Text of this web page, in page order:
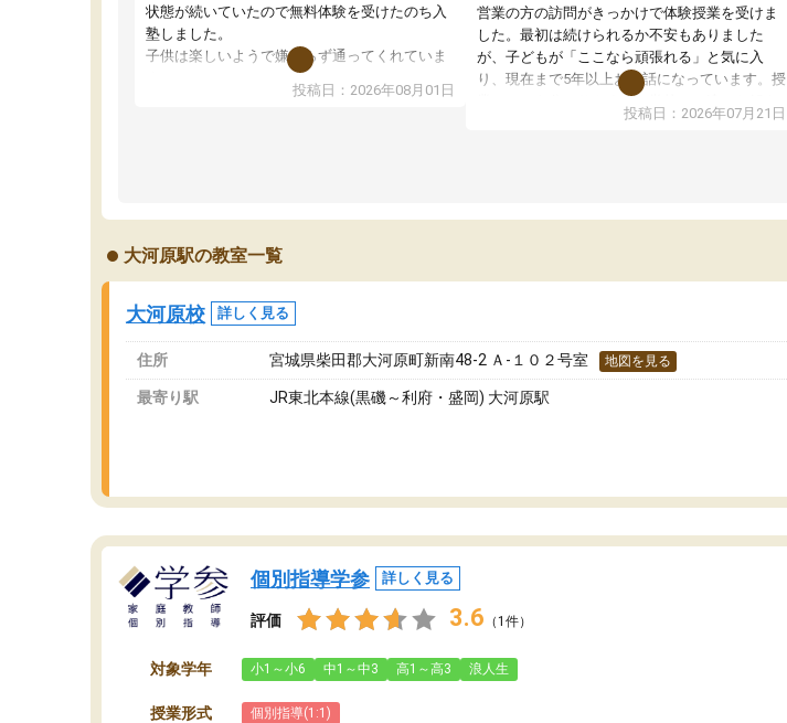
状態が続いていたので無料体験を受けたのち入
塾しました。
子供は楽しいようで嫌がらず通ってくれていま
先生は良い方が多く、いつも笑顔で対応して頂
ングを利用または路上駐車をするしかない点が
投稿日：2026年08月01日
営業の方の訪問がきっかけで体験授業を受けま
した。最初は続けられるか不安もありました
が、子どもが「ここなら頑張れる」と気に入
り、現在まで5年以上お世話になっています。授
業はとても分かりやすく、学校とは違った解き
方や、子どもに合った覚え方・考え方を丁寧に
お世話になりたいと思える塾です。
投稿日：2026年07月21日
大河原駅の教室一覧
大河原校 詳しく見る
住所 宮城県柴田郡大河原町新南48-2 Ａ-１０２号室 地図を見る
最寄り駅 JR東北本線(黒磯～利府・盛岡) 大河原駅
個別指導学参 詳しく見る
評価 3.6 （1件）
対象学年 小1～小6 中1～中3 高1～高3 浪人生
授業形式 個別指導(1:1)